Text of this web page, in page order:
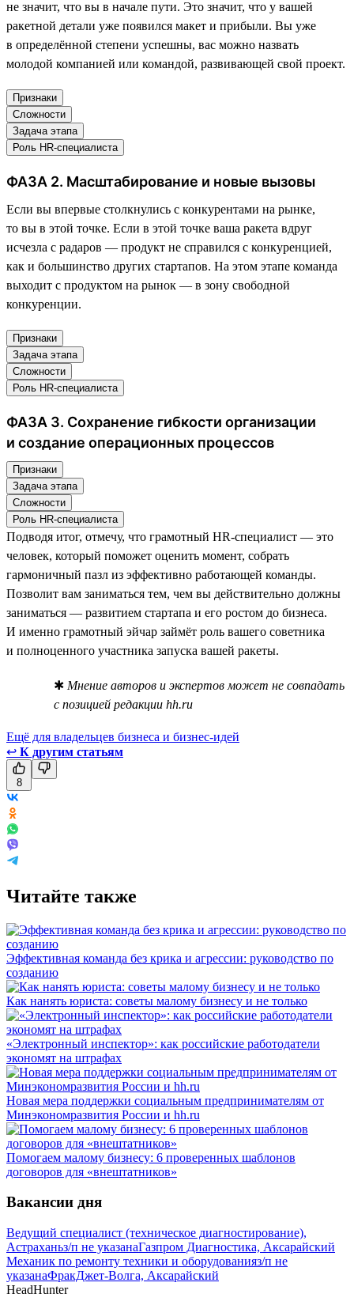
не значит, что вы в начале пути. Это значит, что у вашей
ракетной детали уже появился макет и прибыли. Вы уже
в определённой степени успешны, вас можно назвать
молодой компанией или командой, развивающей свой проект.
Признаки
Сложности
Задача этапа
Роль HR-специалиста
ФАЗА 2. Масштабирование и новые вызовы
Если вы впервые столкнулись с конкурентами на рынке,
то вы в этой точке. Если в этой точке ваша ракета вдруг
исчезла с радаров — продукт не справился с конкуренцией,
как и большинство других стартапов. На этом этапе команда
выходит с продуктом на рынок — в зону свободной
конкуренции.
Признаки
Задача этапа
Сложности
Роль HR-специалиста
ФАЗА 3. Сохранение гибкости организации
и создание операционных процессов
Признаки
Задача этапа
Сложности
Роль HR-специалиста
Подводя итог, отмечу, что грамотный HR-специалист — это
человек, который поможет оценить момент, собрать
гармоничный пазл из эффективно работающей команды.
Позволит вам заниматься тем, чем вы действительно должны
заниматься — развитием стартапа и его ростом до бизнеса.
И именно грамотный эйчар займёт роль вашего советника
и полноценного участника запуска вашей ракеты.
✱ Мнение авторов и экспертов может не совпадать
с позицией редакции hh.ru
Ещё для владельцев бизнеса и бизнес-идей
↩ К другим статьям
8
Читайте также
Эффективная команда без крика и агрессии: руководство по
созданию
Как нанять юриста: советы малому бизнесу и не только
«Электронный инспектор»: как российские работодатели
экономят на штрафах
Новая мера поддержки социальным предпринимателям от
Минэкономразвития России и hh.ru
Помогаем малому бизнесу: 6 проверенных шаблонов
договоров для «внештатников»
Вакансии дня
Ведущий специалист (техническое диагностирование),
Астраханьз/п не указанаГазпром Диагностика, Аксарайский
Механик по ремонту техники и оборудованияз/п не
указанаФракДжет-Волга, Аксарайский
HeadHunter